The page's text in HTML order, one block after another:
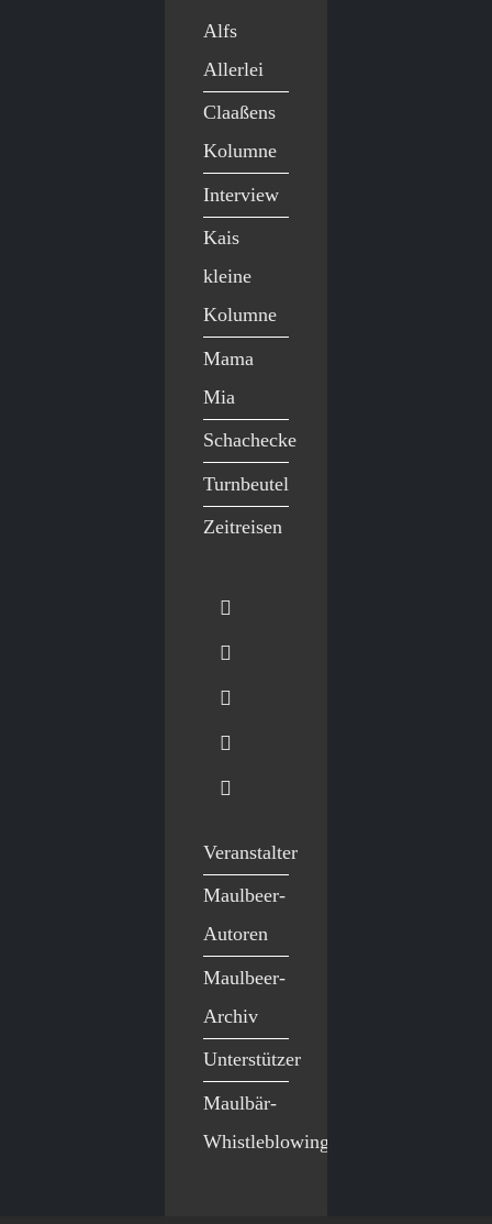
Alfs
Allerlei
Claaßens
Kolumne
Interview
Kais
kleine
Kolumne
Mama
Mia
Schachecke
Turnbeutel
Zeitreisen
Veranstalter
Maulbeer-
Autoren
Maulbeer-
Archiv
Unterstützer
Maulbär-
Whistleblowing